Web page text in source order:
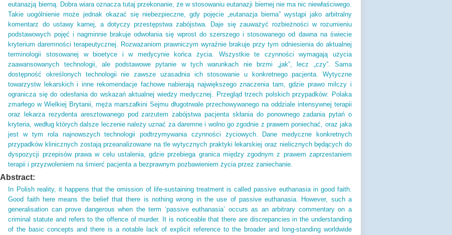
eutanazją bierną. Dobra wiara oznacza tutaj przekonanie, że w stosowaniu eutanazji biernej nie ma nic niewłaściwego.
Takie uogólnienie może jednak okazać się niebezpieczne, gdy pojęcie „eutanazja bierna” wystąpi jako arbitralny
komentarz do ustawy karnej, a dotyczy przestępstwa zabójstwa. Daje się zauważyć rozbieżności w rozumieniu
podstawowych pojęć i nagminnie brakuje odwołania się wprost do szerszego i stosowanego od dawna na świecie
kryterium daremności terapeutycznej. Rozważaniom prawniczym wyraźnie brakuje przy tym odniesienia do aktualnej
terminologii stosowanej w bioetyce i w medycynie końca życia. Wszystkie te czynności wymagają użycia
zaawansowanych technologii, ale podstawowe pytanie w tych warunkach nie brzmi „jak”, lecz „czy”. Sama
dostępność określonych technologii nie zawsze uzasadnia ich stosowanie u konkretnego pacjenta. Wytyczne
towarzystw lekarskich i inne rekomendacje fachowe nabierają największego znaczenia tam, gdzie prawo milczy i
ogranicza się do odesłania do wskazań aktualnej wiedzy medycznej. Przegląd trzech polskich przypadków: Polaka
zmarłego w Wielkiej Brytanii, męża marszałkini Sejmu długotrwale przechowywanego na oddziale intensywnej terapii
oraz lekarza rezydenta aresztowanego pod zarzutem zabójstwa pacjenta skłania do ponownego zadania pytań o
kryteria, według których dalsze leczenie należy uznać za daremne i wolno go zgodnie z prawem poniechać, oraz jaka
jest w tym rola najnowszych technologii podtrzymywania czynności życiowych. Dane medyczne konkretnych
przypadków klinicznych zostają przeanalizowane na tle wytycznych praktyki lekarskiej oraz nielicznych będących do
dyspozycji przepisów prawa w celu ustalenia, gdzie przebiega granica między zgodnym z prawem zaprzestaniem
terapii i przyzwoleniem na śmierć pacjenta a bezprawnym pozbawieniem życia przez zaniechanie.
Abstract:
In Polish reality, it happens that the omission of life-sustaining treatment is called passive euthanasia in good faith.
Good faith here means the belief that there is nothing wrong in the use of passive euthanasia. However, such a
generalisation can prove dangerous when the term ‘passive euthanasia’ occurs as an arbitrary commentary on a
criminal statute and refers to the offence of murder. It is noticeable that there are discrepancies in the understanding
of the basic concepts and there is a notable lack of explicit reference to the broader and long-standing worldwide